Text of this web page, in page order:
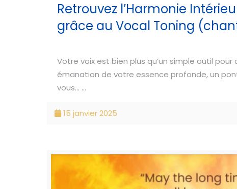
Retrouvez l’Harmonie
grâce au Vocal Toning
Votre voix est bien plus qu’un simple outil
émanation de votre essence profonde, un
vous... ...
15 janvier 2025